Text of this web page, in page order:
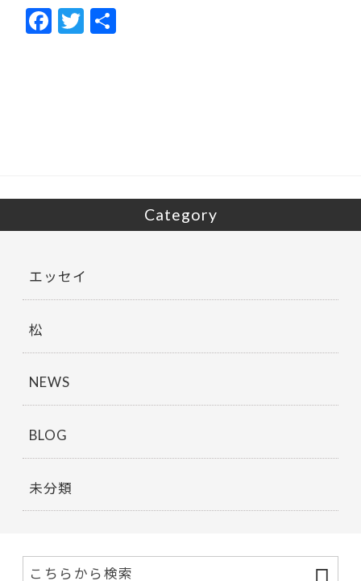
F
ac
T
w
Category
エッセイ
松
NEWS
BLOG
未分類